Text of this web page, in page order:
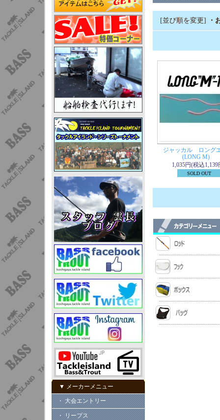
▼ メーカーメニュー
・ 大会エントリー
・ リープス
[並び順を変更] ・
ジャッカル ロング
(LONG M)
1,035円(税込1,139
SOLD OUT